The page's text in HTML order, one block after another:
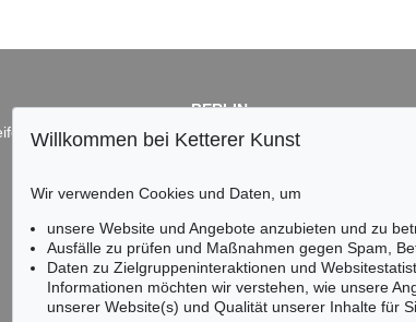
BERLIN
Dr. Simone Wiechers
Tel.: +49 (0)30 88 67 53-63
Fax: +49 (0)30 88 67 56-43
infoberlin@kettererkunst.de
Willkommen bei Ketterer Kunst
Wir verwenden Cookies und Daten, um
unsere Website und Angebote anzubieten und zu
Ausfälle zu prüfen und Maßnahmen gegen Spam,
Daten zu Zielgruppeninteraktionen und
Informationen möchten wir verstehen, wie unsere
unserer Website(s) und Qualität unserer Inhalte für